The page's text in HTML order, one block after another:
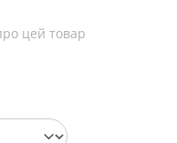
цей товар